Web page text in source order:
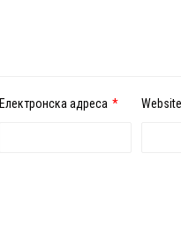
Електронска адреса *